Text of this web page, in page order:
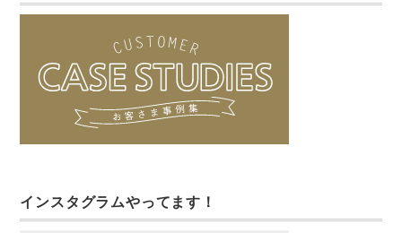
インスタグラムやってます！